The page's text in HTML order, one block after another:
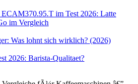
im Test 2026: Latte
im Vergleich
Was lohnt sich wirklich? (2026)
2026: Barista-Qualitaet?